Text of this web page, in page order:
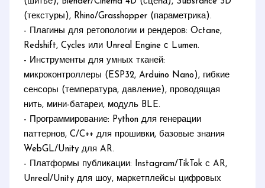
(текстуры), Rhino/Grasshopper (параметрика).
- Плагины для ретопологии и рендеров: Octane,
Redshift, Cycles или Unreal Engine с Lumen.
- Инструменты для умных тканей:
микроконтроллеры (ESP32, Arduino Nano), гибкие
сенсоры (температура, давление), проводящая
нить, мини-батареи, модуль BLE.
- Программирование: Python для генерации
паттернов, C/C++ для прошивки, базовые знания
WebGL/Unity для AR.
- Платформы публикации: Instagram/TikTok с AR,
Unreal/Unity для шоу, маркетплейсы цифровых